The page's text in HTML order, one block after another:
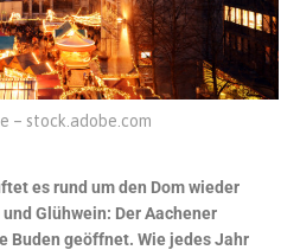
– stock.adobe.com
es rund um den Dom wieder
Glühwein: Der Aachener
Buden geöffnet. Wie jedes Jahr